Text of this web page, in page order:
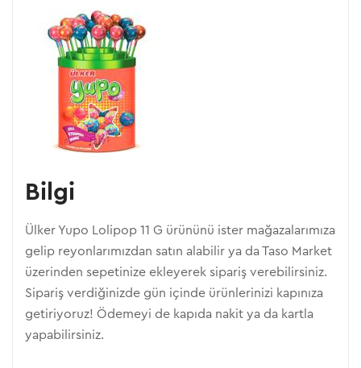
Bilgi
Ülker Yupo Lolipop 11 G ürününü ister mağazalarımıza
gelip reyonlarımızdan satın alabilir ya da Taso Market
üzerinden sepetinize ekleyerek sipariş verebilirsiniz.
Sipariş verdiğinizde gün içinde ürünlerinizi kapınıza
getiriyoruz! Ödemeyi de kapıda nakit ya da kartla
yapabilirsiniz.